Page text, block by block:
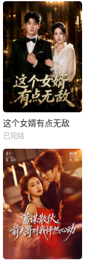
这个女婿有点无敌
已完结